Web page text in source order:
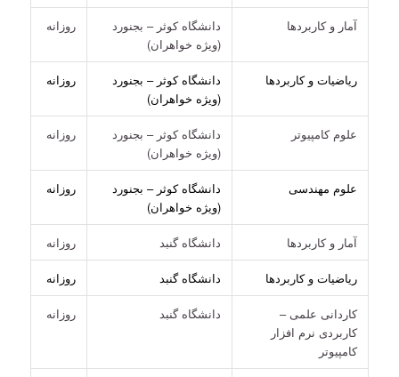
آمار و کاربردها
دانشگاه کوثر – بجنورد
(ویژه خواهران)
روزانه
ریاضیات و کاربردها
دانشگاه کوثر – بجنورد
(ویژه خواهران)
روزانه
علوم کامپیوتر
دانشگاه کوثر – بجنورد
(ویژه خواهران)
روزانه
علوم مهندسی
دانشگاه کوثر – بجنورد
(ویژه خواهران)
روزانه
آمار و کاربردها دانشگاه گنبد روزانه
ریاضیات و کاربردها دانشگاه گنبد روزانه
کاردانی علمی –
کاربردی نرم افزار
کامپیوتر
دانشگاه گنبد روزانه